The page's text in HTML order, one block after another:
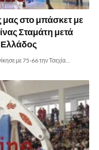
μας στο μπάσκετ με
Σταμάτη μετά
Ελλάδος
με 75-66 την Τσεχία…